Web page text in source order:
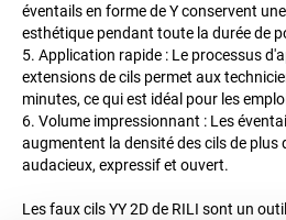
éventails en forme de Y conservent
esthétique pendant toute la durée de
5. Application rapide : Le processus
extensions de cils permet aux
minutes, ce qui est idéal pour les
6. Volume impressionnant : Les
augmentent la densité des cils de plus
audacieux, expressif et ouvert.
Les faux cils YY 2D de RILI sont un